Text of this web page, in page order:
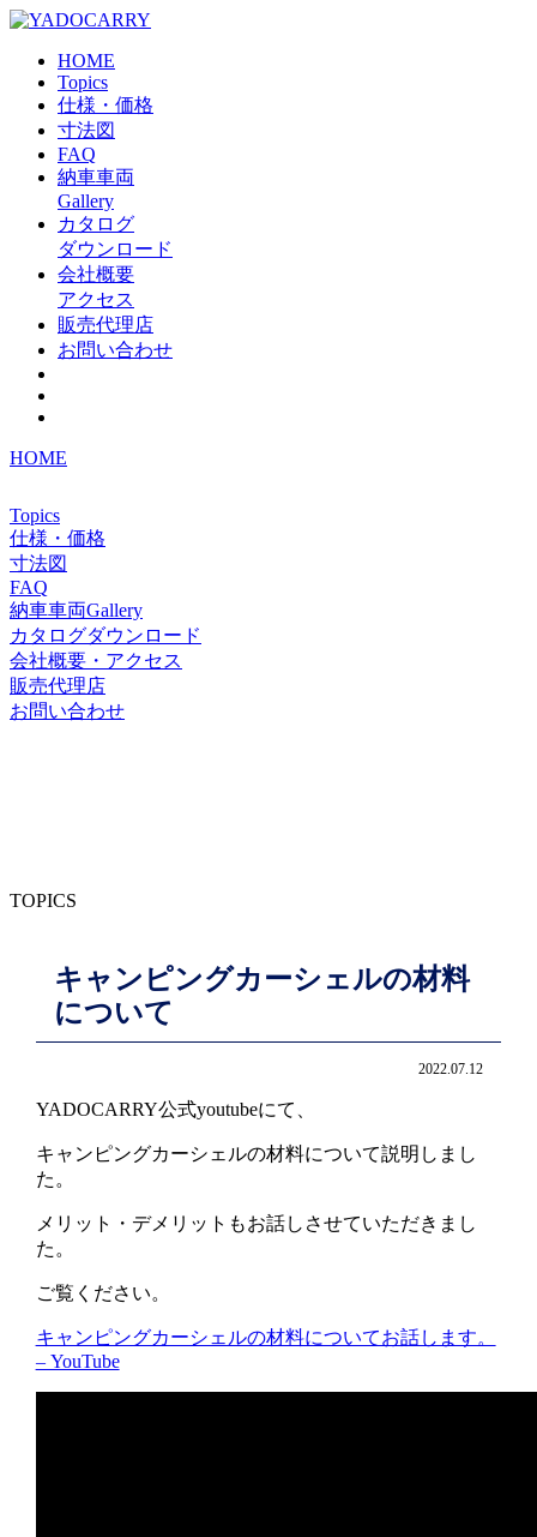
HOME
Topics
仕様・価格
寸法図
FAQ
納車車両
Gallery
カタログ
ダウンロード
会社概要
アクセス
販売代理店
お問い合わせ
HOME
Topics
仕様・価格
寸法図
FAQ
納車車両Gallery
カタログダウンロード
会社概要・アクセス
販売代理店
お問い合わせ
TOPICS
キャンピングカーシェルの材料
について
2022.07.12
YADOCARRY公式youtubeにて、
キャンピングカーシェルの材料について説明しまし
た。
メリット・デメリットもお話しさせていただきまし
た。
ご覧ください。
キャンピングカーシェルの材料についてお話します。
– YouTube